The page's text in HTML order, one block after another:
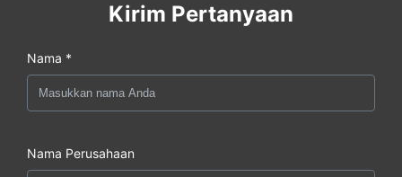
Kirim Pertanyaan
Nama *
Nama Perusahaan